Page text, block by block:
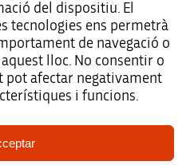
del dispositiu. El
tecnologies ens permetrà
de navegació o
lloc. No consentir o
afectar negativament
i funcions.